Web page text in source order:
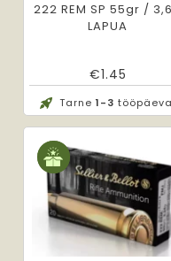
222 REM SP 55gr /
LAPUA
€1.45
Tarne 1-3